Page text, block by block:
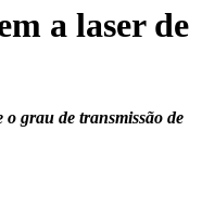
a laser de
grau de transmissão de